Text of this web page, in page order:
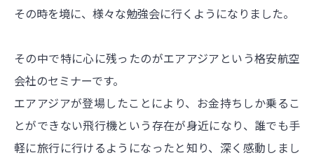
その時を境に、様々な勉強会に行くようになりました。
その中で特に心に残ったのがエアアジアという格安航空
会社のセミナーです。
エアアジアが登場したことにより、お金持ちしか乗るこ
とができない飛行機という存在が身近になり、誰でも手
軽に旅行に行けるようになったと知り、深く感動しまし